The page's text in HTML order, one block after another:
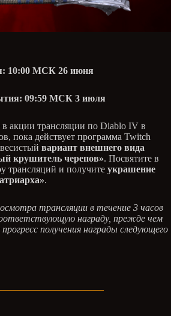
10:00 МСК 26 июня
09:59 МСК 3 июля
акции трансляции по Diablo IV в
пока действует программа Twitch
вариант внешнего вида
крушитель черепов». Посвятите в
трансляций и получите украшение
.
трансляции в течение 3 часов
награду, прежде чем
получения награды следующего